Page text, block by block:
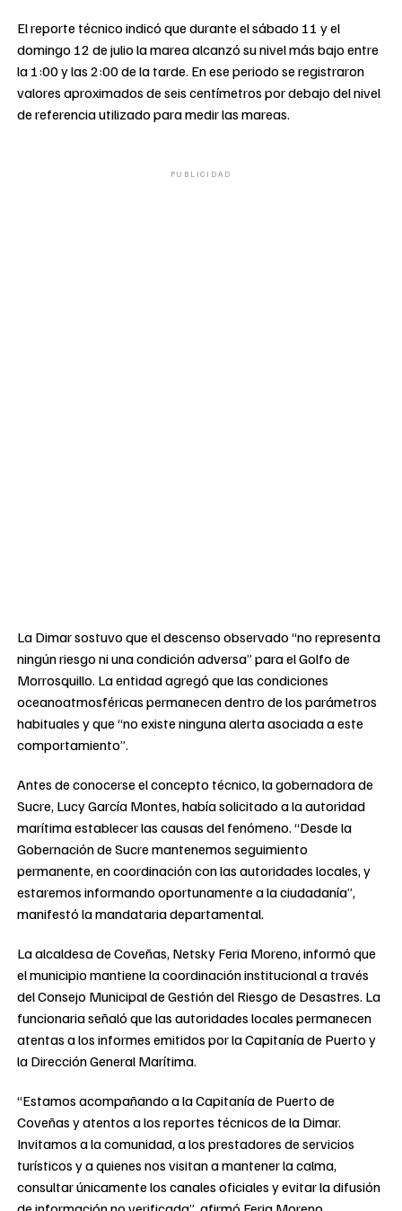
El reporte técnico indicó que durante el sábado 11 y el
domingo 12 de julio la marea alcanzó su nivel más bajo entre
la 1:00 y las 2:00 de la tarde. En ese periodo se registraron
valores aproximados de seis centímetros por debajo del nivel
de referencia utilizado para medir las mareas.
PUBLICIDAD
La Dimar sostuvo que el descenso observado “no representa
ningún riesgo ni una condición adversa” para el Golfo de
Morrosquillo. La entidad agregó que las condiciones
oceanoatmosféricas permanecen dentro de los parámetros
habituales y que “no existe ninguna alerta asociada a este
comportamiento”.
Antes de conocerse el concepto técnico, la gobernadora de
Sucre, Lucy García Montes, había solicitado a la autoridad
marítima establecer las causas del fenómeno. “Desde la
Gobernación de Sucre mantenemos seguimiento
permanente, en coordinación con las autoridades locales, y
estaremos informando oportunamente a la ciudadanía”,
manifestó la mandataria departamental.
La alcaldesa de Coveñas, Netsky Feria Moreno, informó que
el municipio mantiene la coordinación institucional a través
del Consejo Municipal de Gestión del Riesgo de Desastres. La
funcionaria señaló que las autoridades locales permanecen
atentas a los informes emitidos por la Capitanía de Puerto y
la Dirección General Marítima.
“Estamos acompañando a la Capitanía de Puerto de
Coveñas y atentos a los reportes técnicos de la Dimar.
Invitamos a la comunidad, a los prestadores de servicios
turísticos y a quienes nos visitan a mantener la calma,
consultar únicamente los canales oficiales y evitar la difusión